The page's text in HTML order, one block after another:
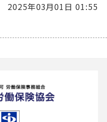
2025年03月01日 01:55